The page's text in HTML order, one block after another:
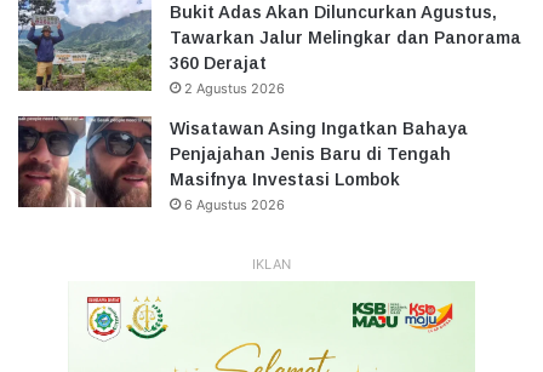
Bukit Adas Akan Diluncurkan Agustus,
Tawarkan Jalur Melingkar dan Panorama
360 Derajat
2 Agustus 2026
Wisatawan Asing Ingatkan Bahaya
Penjajahan Jenis Baru di Tengah
Masifnya Investasi Lombok
6 Agustus 2026
IKLAN